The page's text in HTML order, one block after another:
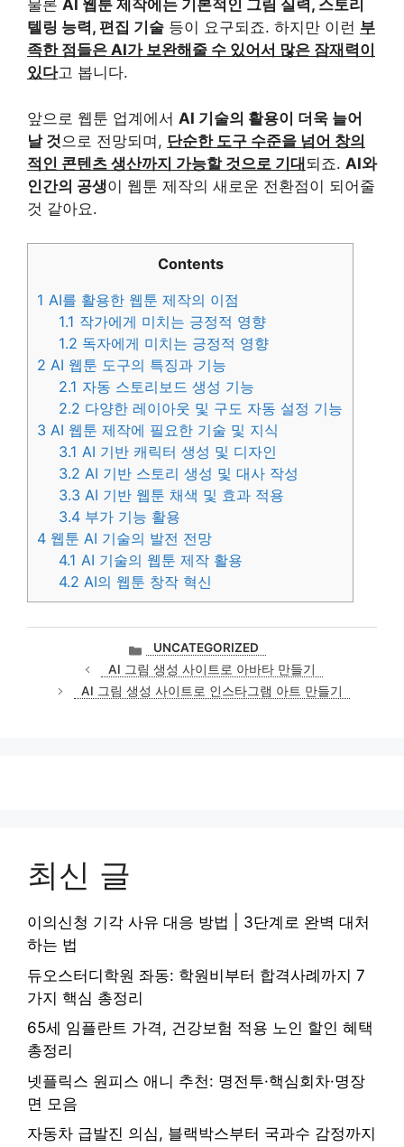
물론 AI 웹툰 제작에는 기본적인 그림 실력, 스토리
텔링 능력, 편집 기술 등이 요구되죠. 하지만 이런 부
족한 점들은 AI가 보완해줄 수 있어서 많은 잠재력이
있다고 봅니다.
앞으로 웹툰 업계에서 AI 기술의 활용이 더욱 늘어
날 것 으로 전망되며, 단순한 도구 수준을 넘어 창의
적인 콘텐츠 생산까지 가능할 것으로 기대되죠. AI와
인간의 공생이 웹툰 제작의 새로운 전환점이 되어줄
것 같아요.
Contents
1 AI를 활용한 웹툰 제작의 이점
1.1 작가에게 미치는 긍정적 영향
1.2 독자에게 미치는 긍정적 영향
2 AI 웹툰 도구의 특징과 기능
2.1 자동 스토리보드 생성 기능
2.2 다양한 레이아웃 및 구도 자동 설정 기능
3 AI 웹툰 제작에 필요한 기술 및 지식
3.1 AI 기반 캐릭터 생성 및 디자인
3.2 AI 기반 스토리 생성 및 대사 작성
3.3 AI 기반 웹툰 채색 및 효과 적용
3.4 부가 기능 활용
4 웹툰 AI 기술의 발전 전망
4.1 AI 기술의 웹툰 제작 활용
4.2 AI의 웹툰 창작 혁신
카
테
고
리
UNCATEGORIZED
AI 그림 생성 사이트로 아바타 만들기
AI 그림 생성 사이트로 인스타그램 아트 만들기
최신 글
이의신청 기각 사유 대응 방법 | 3단계로 완벽 대처
하는 법
듀오스터디학원 좌동: 학원비부터 합격사례까지 7
가지 핵심 총정리
65세 임플란트 가격, 건강보험 적용 노인 할인 혜택
총정리
넷플릭스 원피스 애니 추천: 명전투·핵심회차·명장
면 모음
자동차 급발진 의심, 블랙박스부터 국과수 감정까지